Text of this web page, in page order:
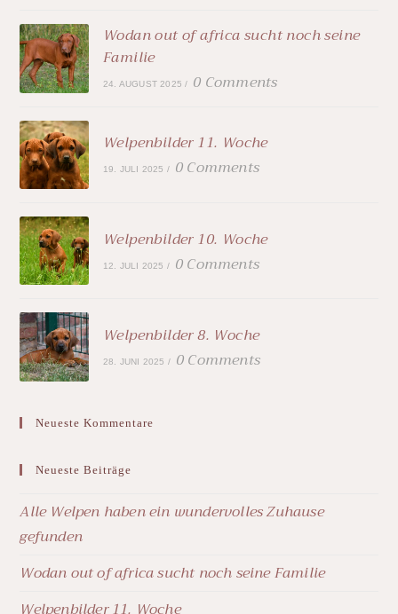
Wodan out of africa sucht noch seine
Familie
24. AUGUST 2025 / 0 Comments
Welpenbilder 11. Woche
19. JULI 2025 / 0 Comments
Welpenbilder 10. Woche
12. JULI 2025 / 0 Comments
Welpenbilder 8. Woche
28. JUNI 2025 / 0 Comments
Neueste Kommentare
Neueste Beiträge
Alle Welpen haben ein wundervolles Zuhause
gefunden
Wodan out of africa sucht noch seine Familie